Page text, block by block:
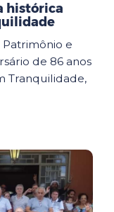
histórica
Patrimônio e
de 86 anos
Tranquilidade,